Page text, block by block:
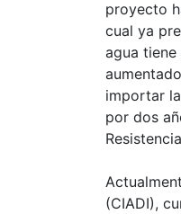
proyecto
cual ya
agua
importar
por dos
(CIADI),